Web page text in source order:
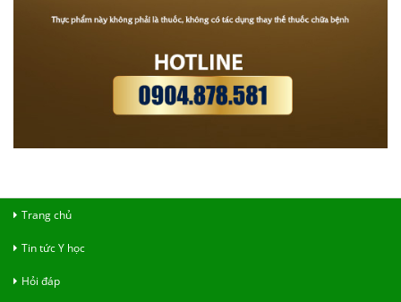
Trang chủ
Tin tức Y học
Hỏi đáp